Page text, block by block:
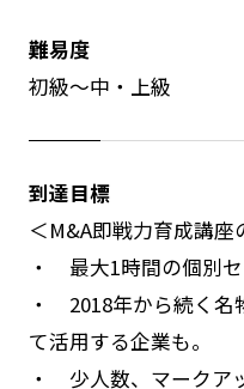
難易度
初級～中・上級
到達目標
＜M&A即戦力育成講座
・ 最大1時間の個別セ
・ 2018年から続く名
て活用する企業も。
・ 少人数、マークア